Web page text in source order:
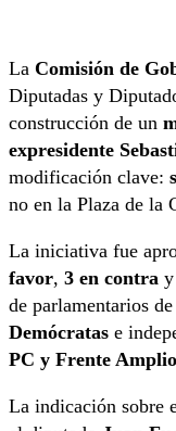
La Comisión de
Diputadas y
construcción de un
expresidente
modificación clave:
no en la Plaza de la
La iniciativa fue
favor, 3 en contra y
de parlamentarios de
Demócratas e
PC y Frente Amplio
La indicación sobre